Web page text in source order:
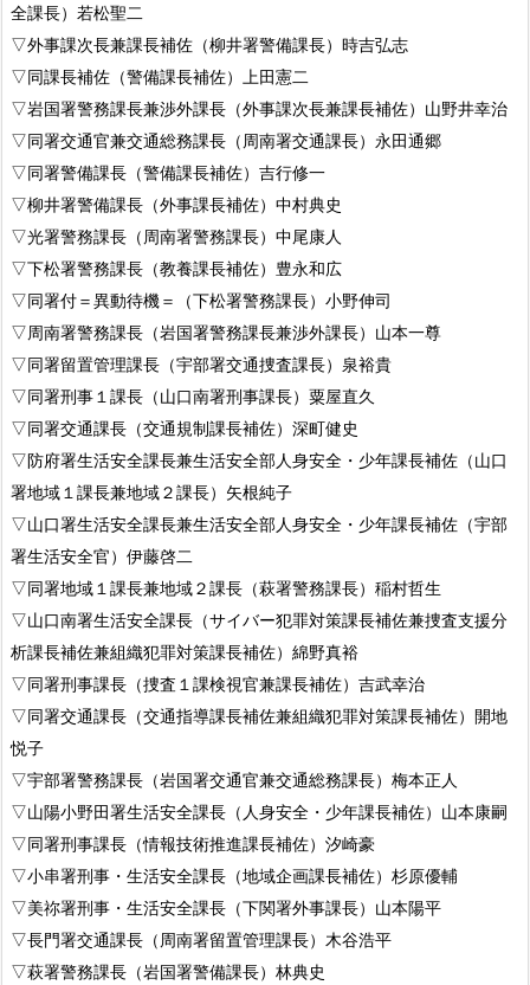
全課長）若松聖二
▽外事課次長兼課長補佐（柳井署警備課長）時吉弘志
▽同課長補佐（警備課長補佐）上田憲二
▽岩国署警務課長兼渉外課長（外事課次長兼課長補佐）山野井幸治
▽同署交通官兼交通総務課長（周南署交通課長）永田通郷
▽同署警備課長（警備課長補佐）吉行修一
▽柳井署警備課長（外事課長補佐）中村典史
▽光署警務課長（周南署警務課長）中尾康人
▽下松署警務課長（教養課長補佐）豊永和広
▽同署付＝異動待機＝（下松署警務課長）小野伸司
▽周南署警務課長（岩国署警務課長兼渉外課長）山本一尊
▽同署留置管理課長（宇部署交通捜査課長）泉裕貴
▽同署刑事１課長（山口南署刑事課長）粟屋直久
▽同署交通課長（交通規制課長補佐）深町健史
▽防府署生活安全課長兼生活安全部人身安全・少年課長補佐（山口
署地域１課長兼地域２課長）矢根純子
▽山口署生活安全課長兼生活安全部人身安全・少年課長補佐（宇部
署生活安全官）伊藤啓二
▽同署地域１課長兼地域２課長（萩署警務課長）稲村哲生
▽山口南署生活安全課長（サイバー犯罪対策課長補佐兼捜査支援分
析課長補佐兼組織犯罪対策課長補佐）綿野真裕
▽同署刑事課長（捜査１課検視官兼課長補佐）吉武幸治
▽同署交通課長（交通指導課長補佐兼組織犯罪対策課長補佐）開地
悦子
▽宇部署警務課長（岩国署交通官兼交通総務課長）梅本正人
▽山陽小野田署生活安全課長（人身安全・少年課長補佐）山本康嗣
▽同署刑事課長（情報技術推進課長補佐）汐崎豪
▽小串署刑事・生活安全課長（地域企画課長補佐）杉原優輔
▽美祢署刑事・生活安全課長（下関署外事課長）山本陽平
▽長門署交通課長（周南署留置管理課長）木谷浩平
▽萩署警務課長（岩国署警備課長）林典史